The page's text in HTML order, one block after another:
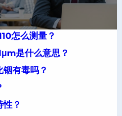
怎么测量？
是什么意思？
有毒吗？
？